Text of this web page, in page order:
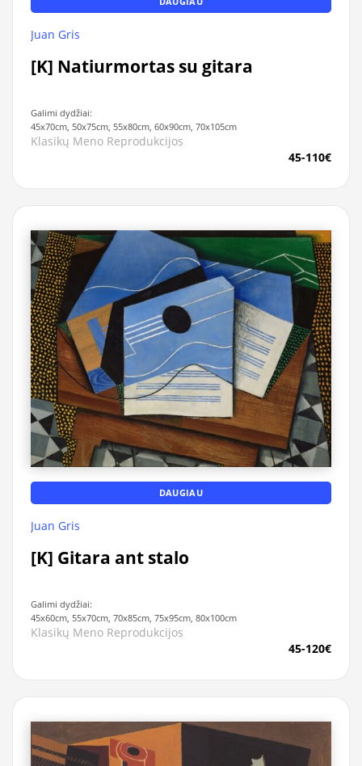
Juan Gris
[K] Natiurmortas su gitara
Galimi dydžiai:
45x70cm, 50x75cm, 55x80cm, 60x90cm, 70x105cm
Klasikų Meno Reprodukcijos
45-110€
DAUGIAU
Juan Gris
[K] Gitara ant stalo
Galimi dydžiai:
45x60cm, 55x70cm, 70x85cm, 75x95cm, 80x100cm
Klasikų Meno Reprodukcijos
45-120€